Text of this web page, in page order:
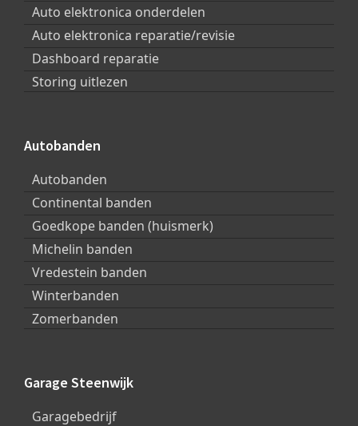
Auto elektronica onderdelen
Auto elektronica reparatie/revisie
Dashboard reparatie
Storing uitlezen
Autobanden
Autobanden
Continental banden
Goedkope banden (huismerk)
Michelin banden
Vredestein banden
Winterbanden
Zomerbanden
Garage Steenwijk
Garagebedrijf